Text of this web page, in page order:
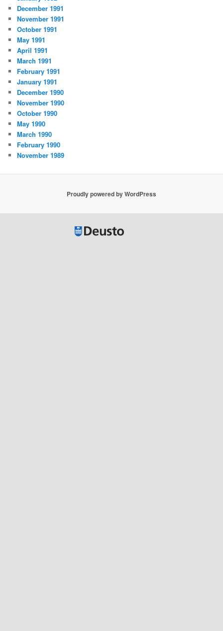
December 1991
November 1991
October 1991
May 1991
April 1991
March 1991
February 1991
January 1991
December 1990
November 1990
October 1990
May 1990
March 1990
February 1990
November 1989
Proudly powered by WordPress